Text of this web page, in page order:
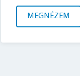
MEGNÉZEM